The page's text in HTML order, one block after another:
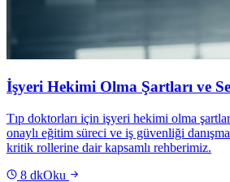
İşyeri Hekimi Olma Şartları ve
Tıp doktorları için işyeri hekimi olma
onaylı eğitim süreci ve iş güvenliği
kritik rollerine dair kapsamlı rehberimiz.
8 dkOku